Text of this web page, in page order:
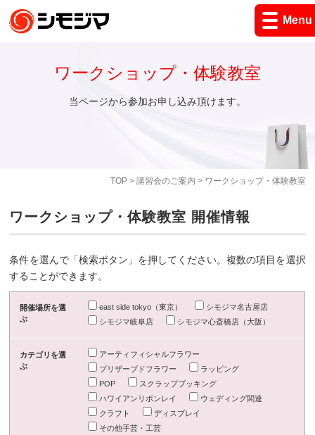
Menu
TOP> 講習会のご案内 > ワークショップ・体験教室
ワークショップ・体験教室
当ページから参加お申し込み頂けます。
ワークショップ・体験教室 開催情報
条件を選んで「検索ボタン」を押してください。複数の項目を選択
することができます。
開催場所を選
ぶ
east side tokyo（東京）
シモジマ名古屋店
シモジマ岐阜店
シモジマ心斎橋店（大阪）
カテゴリを選
ぶ
アーティフィシャルフラワー
プリザーブドフラワー
ラッピング
POP
スクラップブッキング
ハワイアンリボンレイ
ウェディング関連
クラフト
ディスプレイ
その他手芸・工芸